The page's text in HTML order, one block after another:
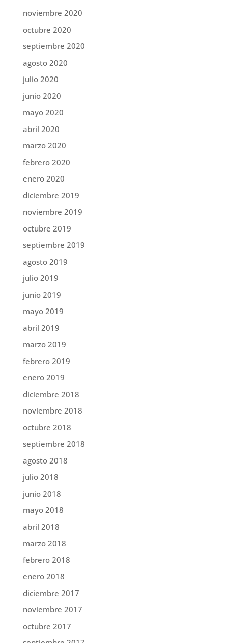
noviembre 2020
octubre 2020
septiembre 2020
agosto 2020
julio 2020
junio 2020
mayo 2020
abril 2020
marzo 2020
febrero 2020
enero 2020
diciembre 2019
noviembre 2019
octubre 2019
septiembre 2019
agosto 2019
julio 2019
junio 2019
mayo 2019
abril 2019
marzo 2019
febrero 2019
enero 2019
diciembre 2018
noviembre 2018
octubre 2018
septiembre 2018
agosto 2018
julio 2018
junio 2018
mayo 2018
abril 2018
marzo 2018
febrero 2018
enero 2018
diciembre 2017
noviembre 2017
octubre 2017